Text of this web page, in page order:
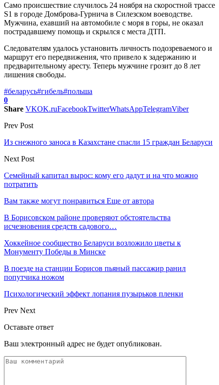
Само происшествие случилось 24 ноября на скоростной трассе
S1 в городе Домброва-Гурнича в Силезском воеводстве.
Мужчина, ехавший на автомобиле с моря в горы, не оказал
пострадавшему помощь и скрылся с места ДТП.
Следователям удалось установить личность подозреваемого и
маршрут его передвижения, что привело к задержанию и
предварительному аресту. Теперь мужчине грозит до 8 лет
лишения свободы.
#беларусь#гибель#польша
0
Share VKOK.ruFacebookTwitterWhatsAppTelegramViber
Prev Post
Из снежного заноса в Казахстане спасли 15 граждан Беларуси
Next Post
Семейный капитал вырос: кому его дадут и на что можно
потратить
Вам также могут понравиться Еще от автора
В Борисовском районе проверяют обстоятельства
исчезновения средств садового…
Хоккейное сообщество Беларуси возложило цветы к
Монументу Победы в Минске
В поезде на станции Борисов пьяный пассажир ранил
попутчика ножом
Психологический эффект лопания пузырьков пленки
Prev Next
Оставьте ответ
Ваш электронный адрес не будет опубликован.